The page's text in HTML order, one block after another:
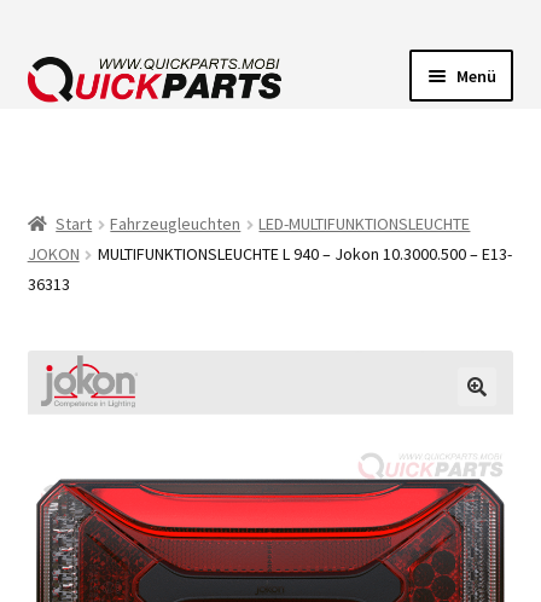
Menü
FÖRDERPUMPEN
Start Fahrzeugleuchten
LED-MULTIFUNKTIONSLEUCHTE
JOKON
MULTIFUNKTIONSLEUCHTE L 940 – Jokon 10.3000.500 – E13-
36313